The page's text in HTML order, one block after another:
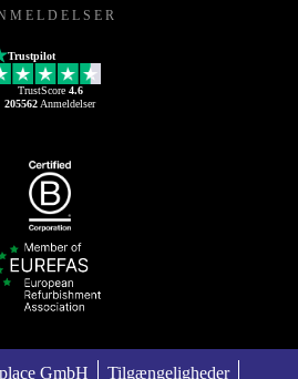
Trustpilot
TrustScore 4.6
205562 Anmeldelser
GmbH Tilgængeligheder